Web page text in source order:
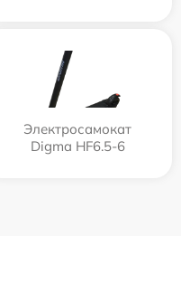
Электросамокат
Digma HF6.5-6